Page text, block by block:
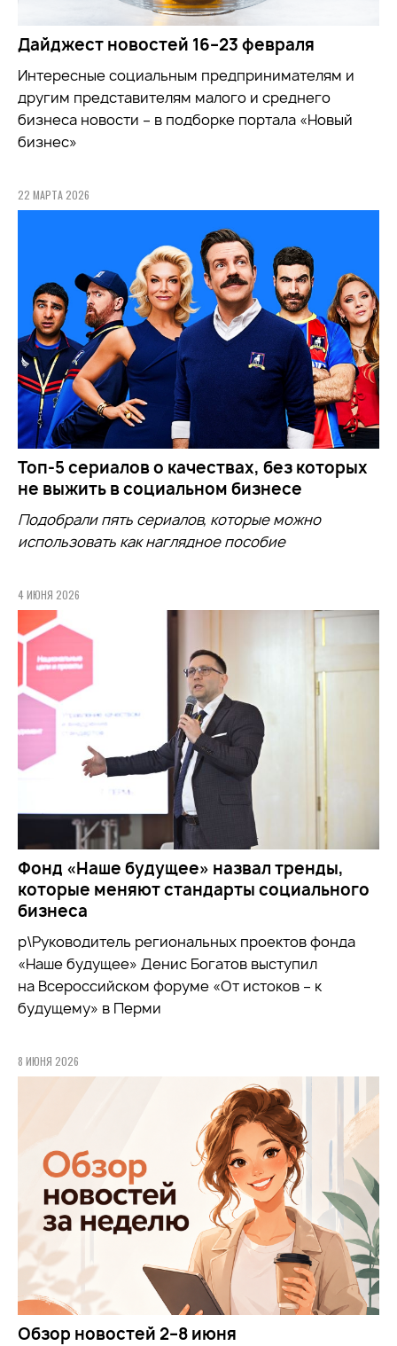
Дайджест новостей 16–23 февраля
Интересные социальным предпринимателям и
другим представителям малого и среднего
бизнеса новости – в подборке портала «Новый
бизнес»
22 МАРТА 2026
Топ-5 сериалов о качествах, без которых
не выжить в социальном бизнесе
Подобрали пять сериалов, которые можно
использовать как наглядное пособие
4 ИЮНЯ 2026
Фонд «Наше будущее» назвал тренды,
которые меняют стандарты социального
бизнеса
р\Руководитель региональных проектов фонда
«Наше будущее» Денис Богатов выступил
на Всероссийском форуме «От истоков – к
будущему» в Перми
8 ИЮНЯ 2026
Обзор новостей 2–8 июня